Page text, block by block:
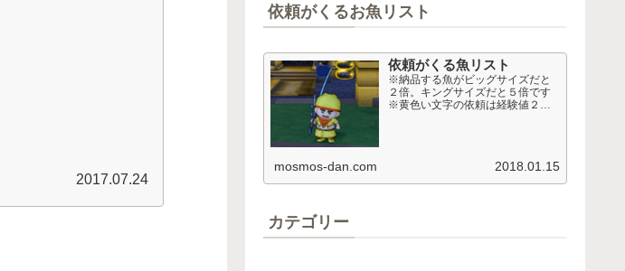
2017.07.24
依頼がくるお魚リスト
依頼がくる魚リスト
※納品する魚がビッグサイズだと
２倍。キングサイズだと５倍です
※黄色い文字の依頼は経験値２
mosmos-dan.com 2018.01.15
カテゴリー